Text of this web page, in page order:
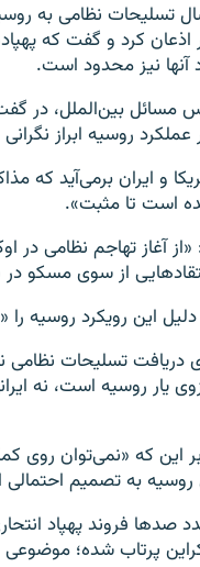
تسلیحات نظامی به
اذعان کرد و گفت که
آنها نیز محدود است.
مسائل بین‌الملل، در
روسیه ابراز
و ایران برمی‌آید
است تا مثبت».
آغاز تهاجم نظامی در
از سوی مسکو
این رویکرد روسیه را
دریافت تسلیحات
یار روسیه است، نه
این که «نمی‌توان روی
به تصمیم
فروند پهپاد
پرتاب شده؛